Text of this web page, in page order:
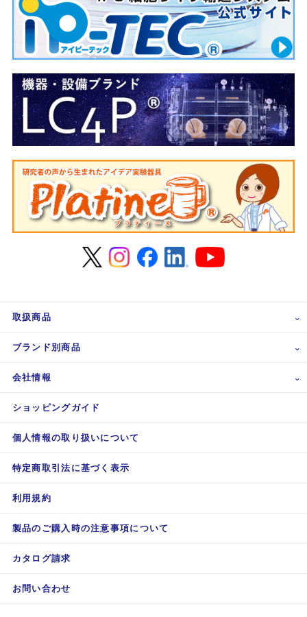
取扱商品
ブランド別商品
会社情報
ショッピングガイド
個人情報の取り扱いについて
特定商取引法に基づく表示
利用規約
製品のご購入時の注意事項について
カタログ請求
お問い合わせ